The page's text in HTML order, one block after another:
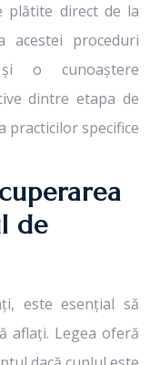
plătite direct de la
acestei proceduri
și o cunoaștere
dintre etapa de
practicilor specifice
de
este esențial să
aflați. Legea oferă